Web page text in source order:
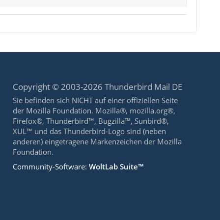
Copyright © 2003-2026 Thunderbird Mail DE
Sie befinden sich NICHT auf einer offiziellen Seite
der Mozilla Foundation. Mozilla®, mozilla.org®,
Firefox®, Thunderbird™, Bugzilla™, Sunbird®,
XUL™ und das Thunderbird-Logo sind (neben
anderen) eingetragene Markenzeichen der Mozilla
Foundation.
Community-Software:WoltLab Suite™